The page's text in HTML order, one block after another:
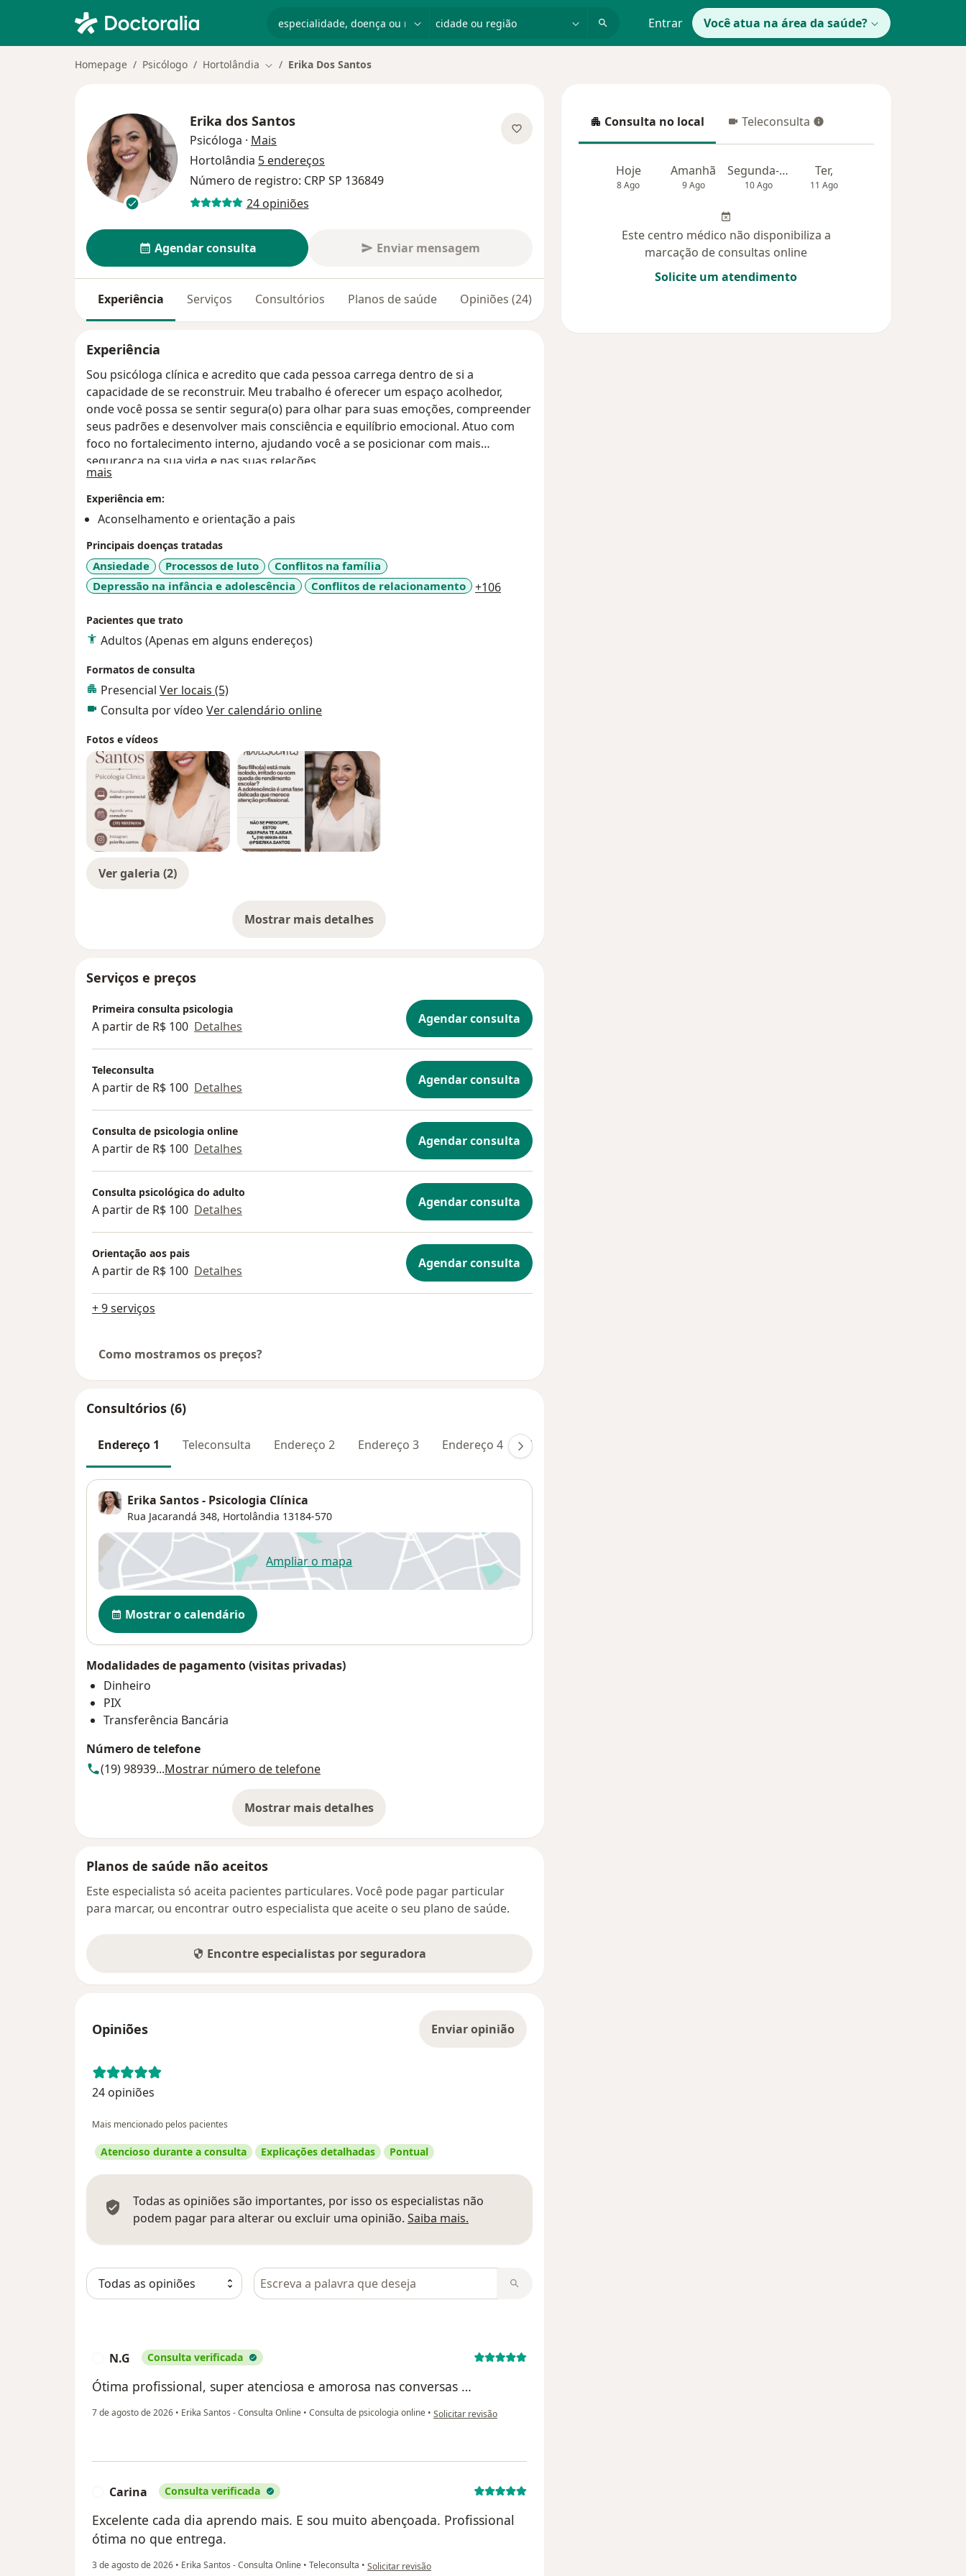
Entrar Você atua na área da saúde?
Homepage Psicólogo Hortolândia Mudar de cidade
Erika Dos Santos
Erika dos Santos
Psicóloga · Mais
Hortolândia 5 endereços
Número de registro: CRP SP 136849
24 opiniões
Agendar consulta Enviar mensagem
Experiência Serviços Consultórios Planos de saúde Opiniões (24)
Experiência
Sou psicóloga clínica e acredito que cada pessoa carrega dentro de si a
capacidade de se reconstruir. Meu trabalho é oferecer um espaço acolhedor,
onde você possa se sentir segura(o) para olhar para suas emoções, compreender
seus padrões e desenvolver mais consciência e equilíbrio emocional. Atuo com
foco no fortalecimento interno, ajudando você a se posicionar com mais
segurança na sua vida e nas suas relações.
mais
Experiência em:
Aconselhamento e orientação a pais
Principais doenças tratadas
Ansiedade Processos de luto
Conflitos na família
Depressão na infância e adolescência
Conflitos de relacionamento +106a11y_sr_more_diseases
Pacientes que trato
Adultos (Apenas em alguns endereços)
Formatos de consulta
Presencial Ver locais (5)
Consulta por vídeo Ver calendário online
Fotos e vídeos
Ver galeria (2)
Mostrar mais detalhes
sobre a experiência
Serviços e preços
Primeira consulta psicologia
A partir de R$ 100 Detalhes Agendar consulta
Teleconsulta
A partir de R$ 100 Detalhes Agendar consulta
Consulta de psicologia online
A partir de R$ 100 Detalhes Agendar consulta
Consulta psicológica do adulto
A partir de R$ 100 Detalhes Agendar consulta
Orientação aos pais
A partir de R$ 100 Detalhes Agendar consulta
+ 9 serviços
Como mostramos os preços?
Consultórios (6)
Endereço 1 Teleconsulta Endereço 2 Endereço 3 Endereço 4 Endereço 5
Erika Santos - Psicologia Clínica
Rua Jacarandá 348, Hortolândia 13184-570
Ampliar o mapaabre num novo separador
Disponibilidade
Mostrar o calendário
Modalidades de pagamento (visitas privadas)
Dinheiro
PIX
Transferência Bancária
Número de telefone
(19) 98939...Mostrar número de telefone
Mostrar mais detalhes
sobre o endereço
Planos de saúde não aceitos
Este especialista só aceita pacientes particulares. Você pode pagar particular
para marcar, ou encontrar outro especialista que aceite o seu plano de saúde.
Encontre especialistas por seguradora
Opiniões Enviar opinião
24 opiniões
Mais mencionado pelos pacientes
Atencioso durante a consulta Explicações detalhadas Pontual
Todas as opiniões são importantes, por isso os especialistas não
podem pagar para alterar ou excluir uma opinião. Saiba mais.
Pesquisar em opiniões
N.G Consulta verificada
Ótima profissional, super atenciosa e amorosa nas conversas …
7 de agosto de 2026 • Erika Santos - Consulta Online • Consulta de psicologia online • na opinião do utilizador N.G
Solicitar revisão
Carina Consulta verificada
Excelente cada dia aprendo mais. E sou muito abençoada. Profissional
ótima no que entrega.
3 de agosto de 2026 • Erika Santos - Consulta Online • Teleconsulta • na opinião do utilizador Carina
Solicitar revisão
Consulta no local
Consulta no local Teleconsulta
Teleconsulta
Hoje
8 Ago
Amanhã
9 Ago
Segunda-feira
10 Ago
Ter,
11 Ago
Este centro médico não disponibiliza a
marcação de consultas online
Solicite um atendimento